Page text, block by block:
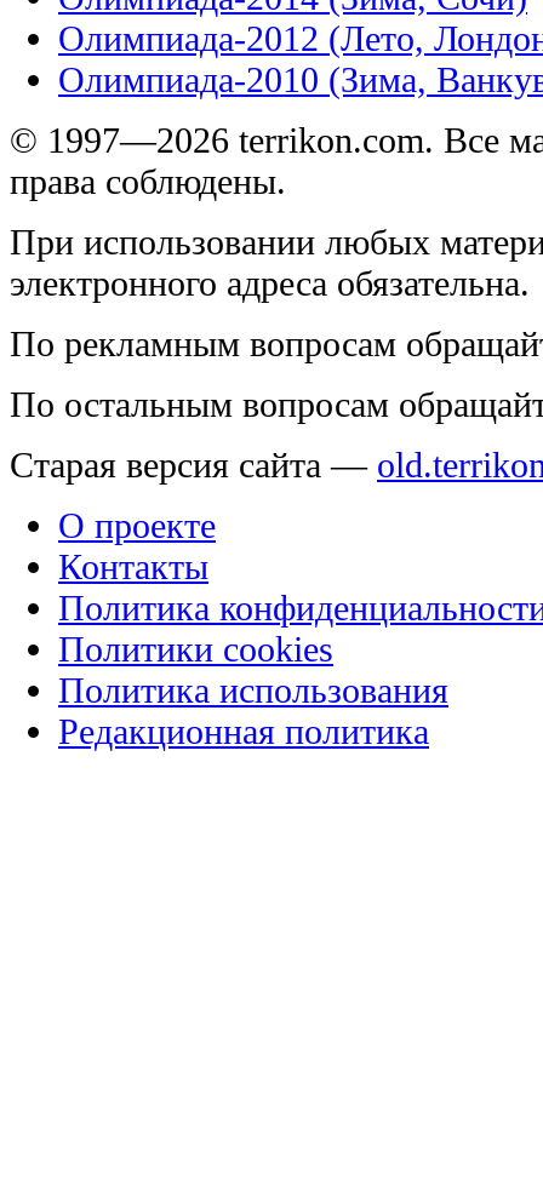
Олимпиада-2012 (Лето,
Олимпиада-2010 (Зима,
© 1997—2026 terrikon.com. Все
права соблюдены.
При использовании любых
электронного адреса обязательна.
По рекламным вопросам
По остальным вопросам
Старая версия сайта —
О проекте
Контакты
Политика
Политики cookies
Политика использования
Редакционная политика